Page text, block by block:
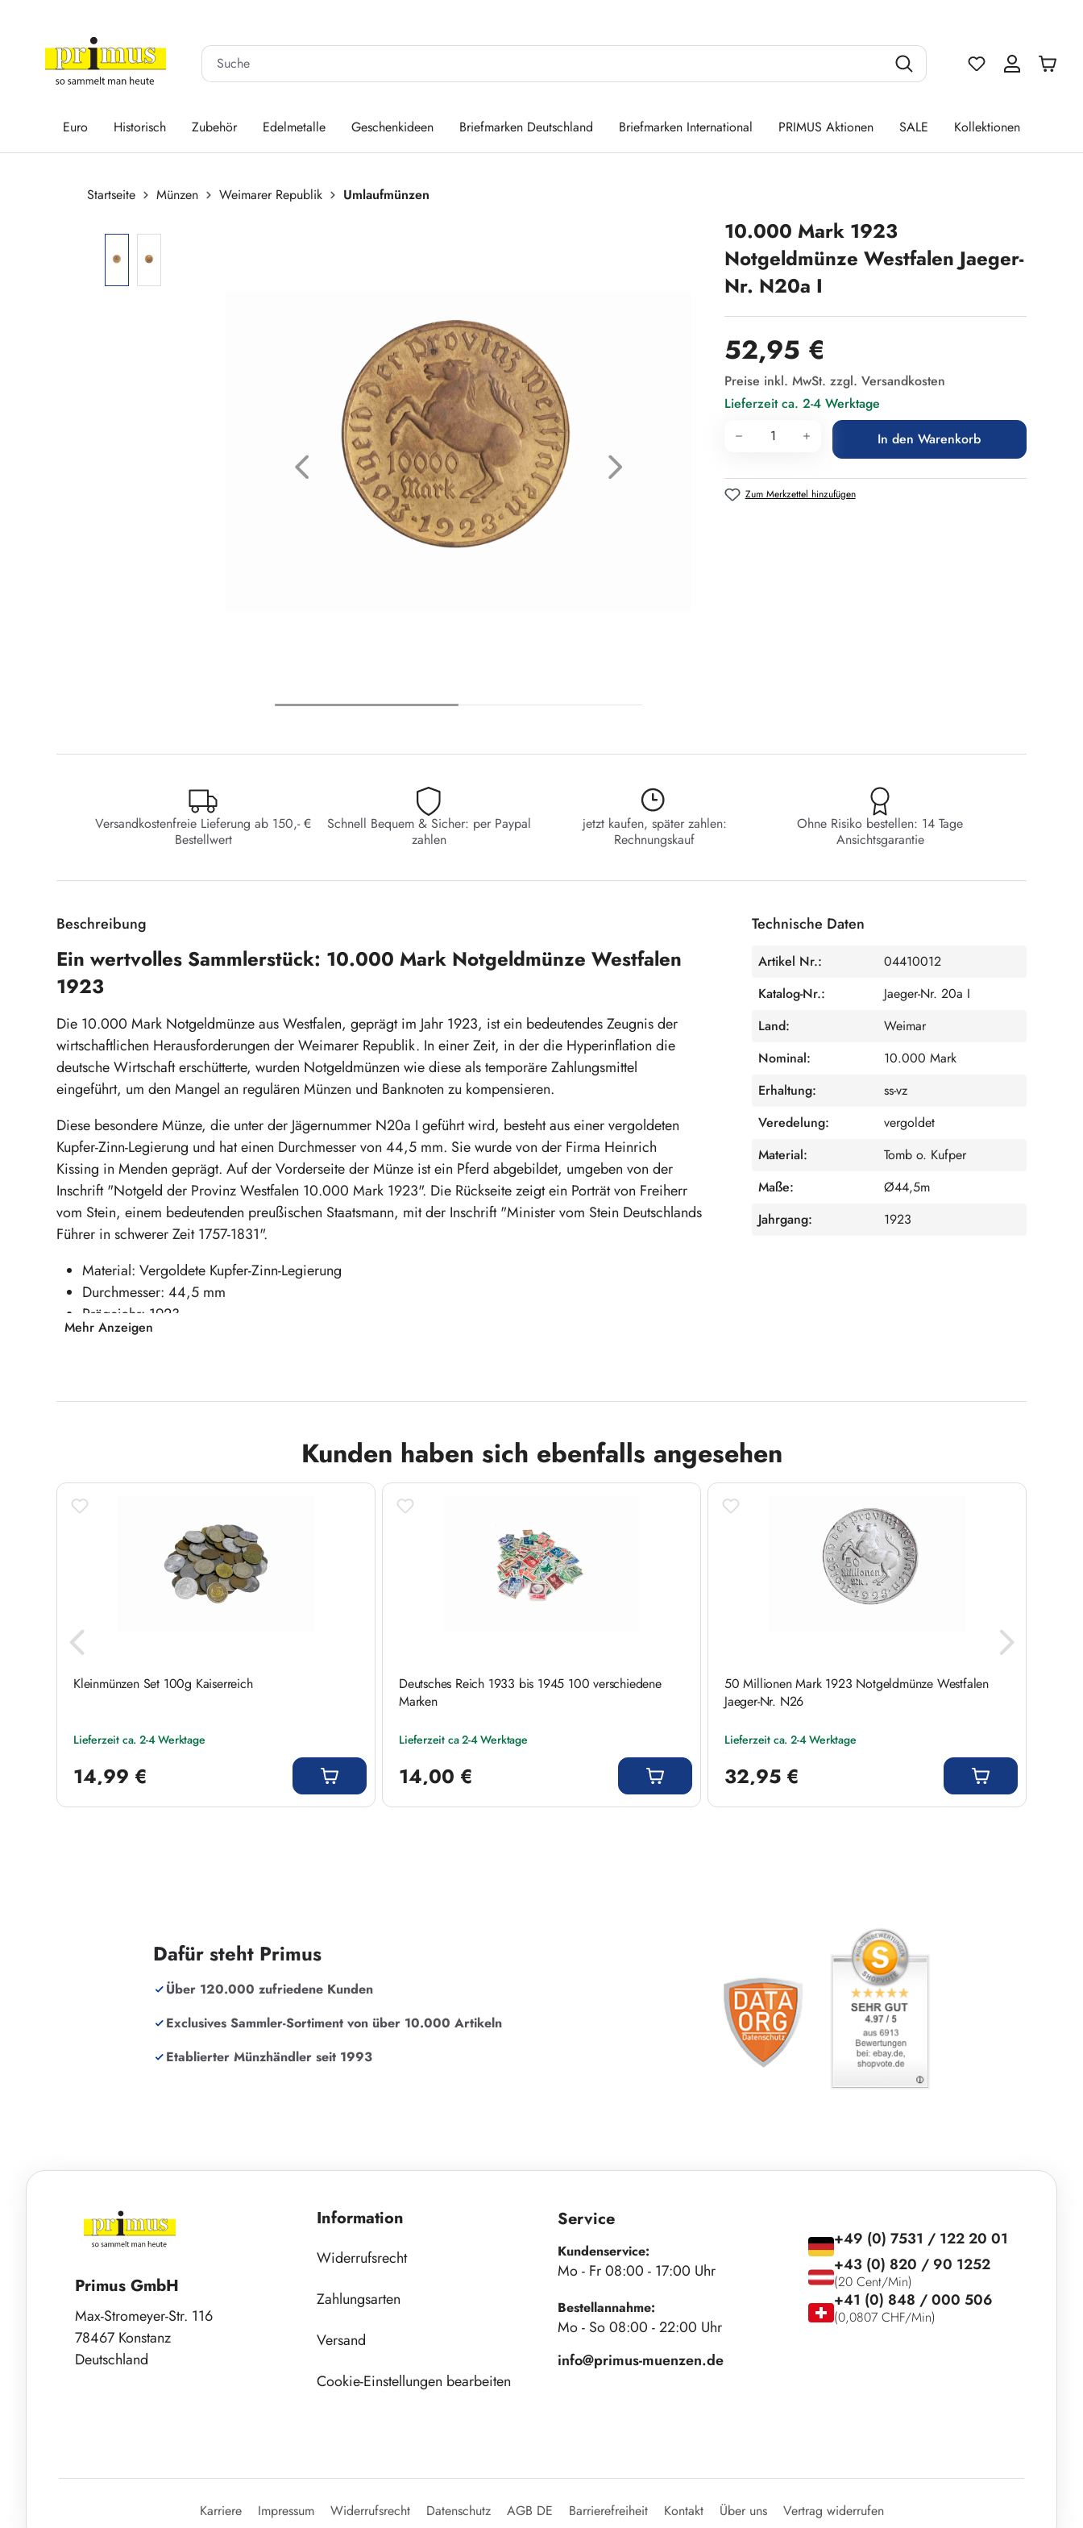
Du hast 0
Euro Historisch Zubehör Edelmetalle Geschenkideen Briefmarken Deutschland Briefmarken International PRIMUS Aktionen SALE Kollektionen
Startseite Münzen Weimarer Republik
Umlaufmünzen
10.000 Mark 1923
Notgeldmünze Westfalen Jaeger-
Nr. N20a I
Regulärer Preis:
52,95 €
Preise inkl. MwSt. zzgl. Versandkosten
Lieferzeit ca. 2-4 Werktage
Produkt Anzahl: Gib den gewünschten
In den Warenkorb
Zum Merkzettel hinzufügen
Versandkostenfreie Lieferung ab 150,- €
Bestellwert
Schnell Bequem & Sicher: per Paypal
zahlen
jetzt kaufen, später zahlen:
Rechnungskauf
Ohne Risiko bestellen: 14 Tage
Ansichtsgarantie
Beschreibung
Ein wertvolles Sammlerstück: 10.000 Mark Notgeldmünze Westfalen
1923
Die 10.000 Mark Notgeldmünze aus Westfalen, geprägt im Jahr 1923, ist ein bedeutendes Zeugnis der
wirtschaftlichen Herausforderungen der Weimarer Republik. In einer Zeit, in der die Hyperinflation die
deutsche Wirtschaft erschütterte, wurden Notgeldmünzen wie diese als temporäre Zahlungsmittel
eingeführt, um den Mangel an regulären Münzen und Banknoten zu kompensieren.
Diese besondere Münze, die unter der Jägernummer N20a I geführt wird, besteht aus einer vergoldeten
Kupfer-Zinn-Legierung und hat einen Durchmesser von 44,5 mm. Sie wurde von der Firma Heinrich
Kissing in Menden geprägt. Auf der Vorderseite der Münze ist ein Pferd abgebildet, umgeben von der
Inschrift "Notgeld der Provinz Westfalen 10.000 Mark 1923". Die Rückseite zeigt ein Porträt von Freiherr
vom Stein, einem bedeutenden preußischen Staatsmann, mit der Inschrift "Minister vom Stein Deutschlands
Führer in schwerer Zeit 1757-1831".
Material: Vergoldete Kupfer-Zinn-Legierung
Durchmesser: 44,5 mm
Prägejahr: 1923
Technische Daten
Artikel Nr.:
04410012
Katalog-Nr.:
Jaeger-Nr. 20a I
Land:
Weimar
Nominal:
10.000 Mark
Erhaltung:
ss-vz
Veredelung:
vergoldet
Material:
Tomb o. Kufper
Maße:
Ø44,5m
Jahrgang:
1923
Mehr Anzeigen
Kunden haben sich ebenfalls angesehen
Kleinmünzen Set 100g Kaiserreich
Lieferzeit ca. 2-4 Werktage
14,99 €
Deutsches Reich 1933 bis 1945 100 verschiedene
Marken
Lieferzeit ca 2-4 Werktage
14,00 €
50 Millionen Mark 1923 Notgeldmünze Westfalen
Jaeger-Nr. N26
Lieferzeit ca. 2-4 Werktage
32,95 €
Dafür steht Primus
Über 120.000 zufriedene Kunden
Exclusives Sammler-Sortiment von über 10.000 Artikeln
Etablierter Münzhändler seit 1993
Primus GmbH
Max-Stromeyer-Str. 116
78467 Konstanz
Deutschland
Information
Widerrufsrecht
Zahlungsarten
Versand
Cookie-Einstellungen bearbeiten
Service
Kundenservice:
Mo - Fr 08:00 - 17:00 Uhr
Bestellannahme:
Mo - So 08:00 - 22:00 Uhr
info@primus-muenzen.de
+49 (0) 7531 / 122 20 01
+43 (0) 820 / 90 1252
(20 Cent/Min)
+41 (0) 848 / 000 506
(0,0807 CHF/Min)
Karriere Impressum Widerrufsrecht Datenschutz AGB DE Barrierefreiheit Kontakt Über uns Vertrag widerrufen